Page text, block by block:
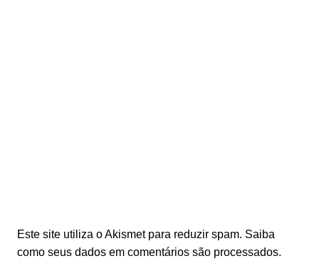
Este site utiliza o Akismet para reduzir spam. Saiba
como seus dados em comentários são processados.